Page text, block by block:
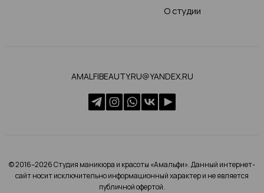
О студии
AMALFIBEAUTY.RU@YANDEX.RU
© 2016–2026 Студия маникюра и красоты «Амальфи». Данный интернет-
сайт носит исключительно информационный характер и не является
публичной офертой.